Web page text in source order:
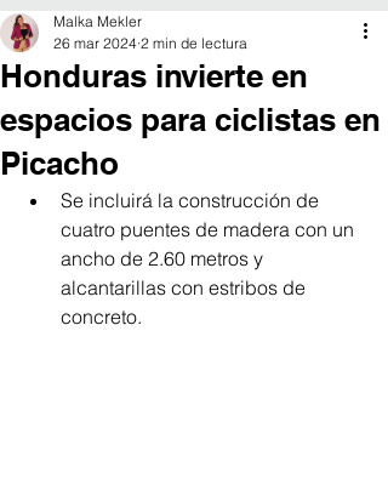
Honduras invierte en
espacios para ciclistas en
Picacho
Malka Mekler
26 mar 2024 2 min de lectura
Se incluirá la construcción de
cuatro puentes de madera con un
ancho de 2.60 metros y
alcantarillas con estribos de
concreto.